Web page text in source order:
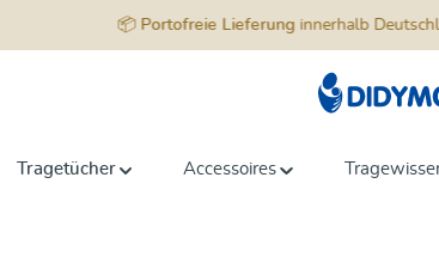
📦 Portofreie Lieferunginnerhalb
Tragetücher Accessoires